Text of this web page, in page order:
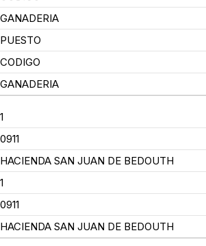
GANADERIA
PUESTO
CODIGO
GANADERIA
1
0911
HACIENDA SAN JUAN DE BEDOUTH
1
0911
HACIENDA SAN JUAN DE BEDOUTH